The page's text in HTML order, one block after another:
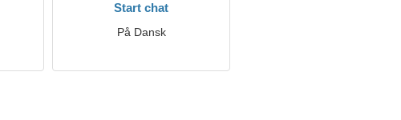
Start chat
På Dansk